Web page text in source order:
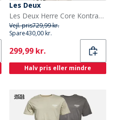
Les Deux
Les Deux Herre Core Kontrast Sweatshirt Dark Navy
Vejl. pris729,99 kr.
Spare430,00 kr.
Current
299,99 kr.
Halv pris eller mindre